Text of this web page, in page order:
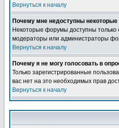
Вернуться к началу
Почему мне недоступны
Некоторые форумы доступны только
модераторы или администраторы
Вернуться к началу
Почему я не могу голосовать в
Только зарегистрированные
вас нет на это необходимых прав
Вернуться к началу